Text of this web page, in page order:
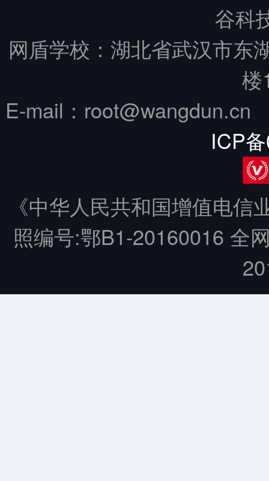
谷科
网盾学校：湖北省武汉市东
楼
E-mail：
ICP
《中华人民共和国增值电
照编号:鄂B1-20160016 全